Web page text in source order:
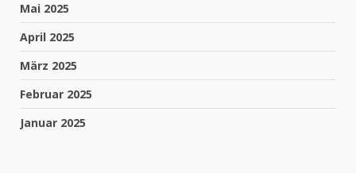
Mai 2025
April 2025
März 2025
Februar 2025
Januar 2025